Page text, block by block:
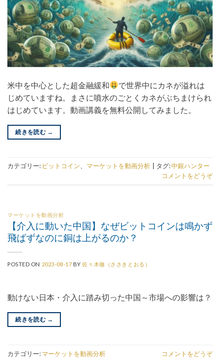
米中を中心とした超金融緩和
で世界中にカネが溢れは
じめていますね。まさに噴水のごとくカネがぶちまけられ
はじめています。動画講義を無料公開してみました。
続きを読む →
カテゴリー: ビットコイン マーケットを動画分析 タグ:中銀ハンター
コメントをどうぞ
マーケットを動画分析
【介入に動いた中国】なぜビットコインは鳴かず
飛ばずなのに銅は上がるのか？
POSTED ON 2023-08-17 BY佐々木徹（ささきとおる）
動けない日本・介入に踏み切った中国～市場への影響は？
続きを読む →
カテゴリー:マーケットを動画分析 コメントをどうぞ